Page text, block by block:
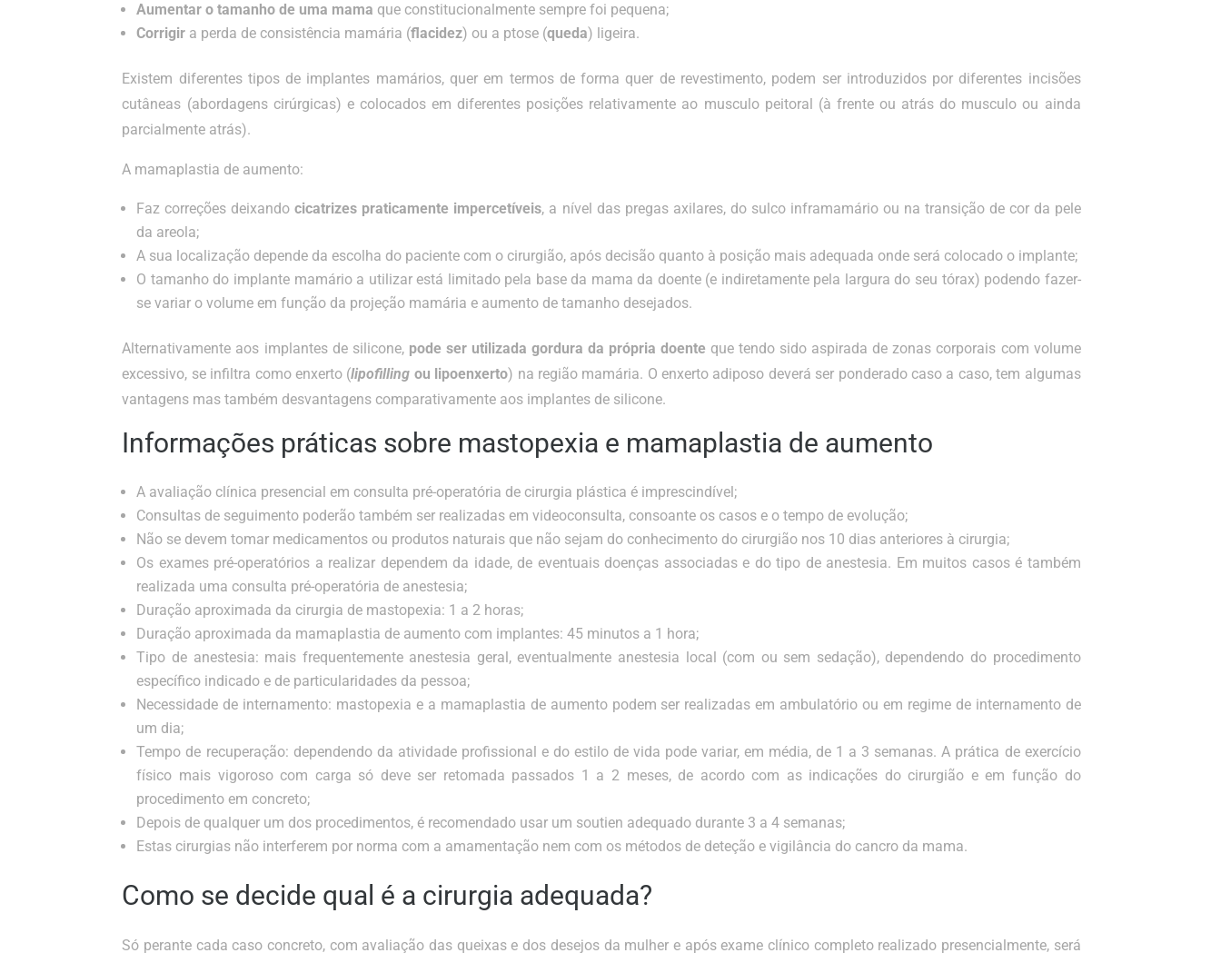
Aumentar o tamanho de uma mama que constitucionalmente sempre foi pequena;
Corrigir a perda de consistência mamária (flacidez) ou a ptose (queda) ligeira.
Existem diferentes tipos de implantes mamários, quer em termos de forma quer de revestimento, podem ser introduzidos por diferentes incisões
cutâneas (abordagens cirúrgicas) e colocados em diferentes posições relativamente ao musculo peitoral (à frente ou atrás do musculo ou ainda
parcialmente atrás).
A mamaplastia de aumento:
Faz correções deixando cicatrizes praticamente impercetíveis, a nível das pregas axilares, do sulco inframamário ou na transição de cor da pele
da areola;
A sua localização depende da escolha do paciente com o cirurgião, após decisão quanto à posição mais adequada onde será colocado o implante;
O tamanho do implante mamário a utilizar está limitado pela base da mama da doente (e indiretamente pela largura do seu tórax) podendo fazer-
se variar o volume em função da projeção mamária e aumento de tamanho desejados.
Alternativamente aos implantes de silicone, pode ser utilizada gordura da própria doente que tendo sido aspirada de zonas corporais com volume
excessivo, se infiltra como enxerto (lipofilling ou lipoenxerto) na região mamária. O enxerto adiposo deverá ser ponderado caso a caso, tem algumas
vantagens mas também desvantagens comparativamente aos implantes de silicone.
Informações práticas sobre mastopexia e mamaplastia de aumento
A avaliação clínica presencial em consulta pré-operatória de cirurgia plástica é imprescindível;
Consultas de seguimento poderão também ser realizadas em videoconsulta, consoante os casos e o tempo de evolução;
Não se devem tomar medicamentos ou produtos naturais que não sejam do conhecimento do cirurgião nos 10 dias anteriores à cirurgia;
Os exames pré-operatórios a realizar dependem da idade, de eventuais doenças associadas e do tipo de anestesia. Em muitos casos é também
realizada uma consulta pré-operatória de anestesia;
Duração aproximada da cirurgia de mastopexia: 1 a 2 horas;
Duração aproximada da mamaplastia de aumento com implantes: 45 minutos a 1 hora;
Tipo de anestesia: mais frequentemente anestesia geral, eventualmente anestesia local (com ou sem sedação), dependendo do procedimento
específico indicado e de particularidades da pessoa;
Necessidade de internamento: mastopexia e a mamaplastia de aumento podem ser realizadas em ambulatório ou em regime de internamento de
um dia;
Tempo de recuperação: dependendo da atividade profissional e do estilo de vida pode variar, em média, de 1 a 3 semanas. A prática de exercício
físico mais vigoroso com carga só deve ser retomada passados 1 a 2 meses, de acordo com as indicações do cirurgião e em função do
procedimento em concreto;
Depois de qualquer um dos procedimentos, é recomendado usar um soutien adequado durante 3 a 4 semanas;
Estas cirurgias não interferem por norma com a amamentação nem com os métodos de deteção e vigilância do cancro da mama.
Como se decide qual é a cirurgia adequada?
Só perante cada caso concreto, com avaliação das queixas e dos desejos da mulher e após exame clínico completo realizado presencialmente, será